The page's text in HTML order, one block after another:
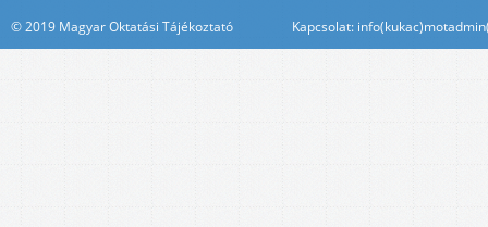
© 2019 Magyar Oktatási Tájékoztató Kapcsolat: